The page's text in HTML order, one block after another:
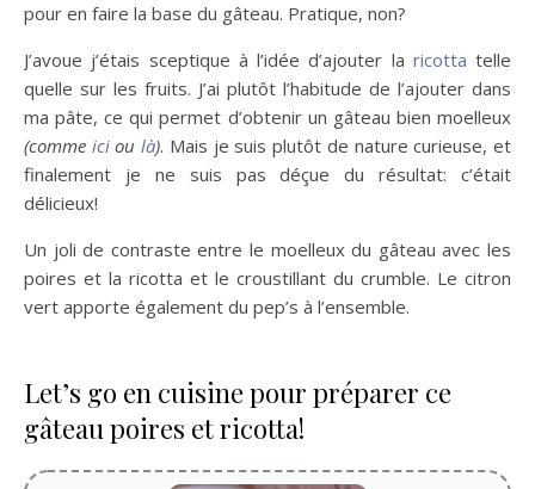
pour en faire la base du gâteau. Pratique, non?
J’avoue j’étais sceptique à l’idée d’ajouter la ricotta telle
quelle sur les fruits. J’ai plutôt l’habitude de l’ajouter dans
ma pâte, ce qui permet d’obtenir un gâteau bien moelleux
(comme icioulà). Mais je suis plutôt de nature curieuse, et
finalement je ne suis pas déçue du résultat: c’était
délicieux!
Un joli de contraste entre le moelleux du gâteau avec les
poires et la ricotta et le croustillant du crumble. Le citron
vert apporte également du pep’s à l’ensemble.
Let’s go en cuisine pour préparer ce
gâteau poires et ricotta!